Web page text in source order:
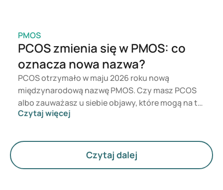
PMOS
PCOS zmienia się w PMOS: co
oznacza nowa nazwa?
PCOS otrzymało w maju 2026 roku nową
międzynarodową nazwę PMOS. Czy masz PCOS
albo zauważasz u siebie objawy, które mogą na to
wskazywać? Z medycznego punktu widzenia nic
podkreśla jednak większe znaczenie hormonów,
metabolizmu i funkcjonowania jajników.
Czytaj więcej
Czytaj dalej